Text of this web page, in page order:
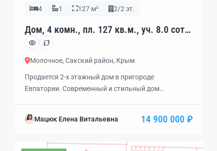
4 1 127 м² 2/2 эт.
Дом, 4 комн., пл. 127 кв.м., уч. 8.0 сот.,
Молочное, Сакский район, Крым
Продается 2-х этажный дом в пригороде
Евпатории. Современный и стильный дом
Выполнено межевание. Откатные ворота. На
полив. Расположен в с. Молочное. До города ехать
Мацюк Елена Витальевна 14 900 000 ₽